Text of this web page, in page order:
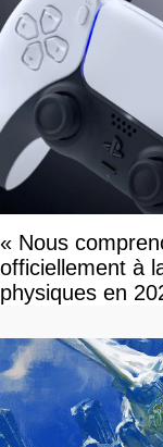
« Nous
officiellement à
physiques en